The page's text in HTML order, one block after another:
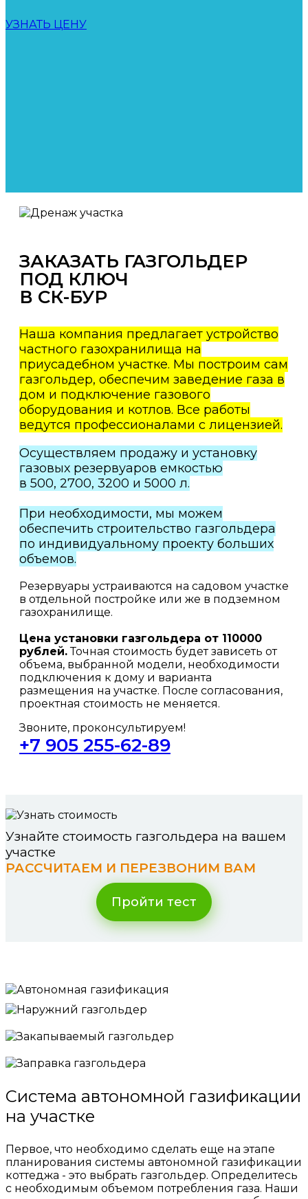
УЗНАТЬ ЦЕНУ
ЗАКАЗАТЬ ГАЗГОЛЬДЕР
ПОД КЛЮЧ
В СК-БУР
Наша компания предлагает устройство
частного газохранилища на
приусадебном участке. Мы построим сам
газгольдер, обеспечим заведение газа в
дом и подключение газового
оборудования и котлов. Все работы
ведутся профессионалами с лицензией.
Осуществляем продажу и установку
газовых резервуаров емкостью
в 500, 2700, 3200 и 5000 л.
При необходимости, мы можем
обеспечить строительство газгольдера
по индивидуальному проекту больших
объемов.
Резервуары устраиваются на садовом участке
в отдельной постройке или же в подземном
газохранилище.
Цена установки газгольдера от 110000
рублей.Точная стоимость будет зависеть от
объема, выбранной модели, необходимости
подключения к дому и варианта
размещения на участке. После согласования,
проектная стоимость не меняется.
Звоните, проконсультируем!
+7 905 255-62-89
Узнайте стоимость газгольдера на вашем
участке
РАССЧИТАЕМ И ПЕРЕЗВОНИМ ВАМ
Пройти тест
Система автономной газификации
на участке
Первое, что необходимо сделать еще на этапе
планирования системы автономной газификации
коттеджа - это выбрать газгольдер. Определитесь
с необходимым объемом потребления газа. Наши